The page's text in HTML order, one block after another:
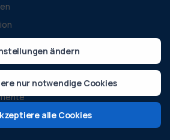
ändern
nur notwendige Cookies
alle Cookies